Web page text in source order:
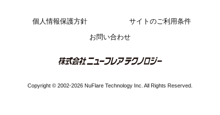
個人情報保護方針
サイトのご利用条件
お問い合わせ
Copyright © 2002-2026 NuFlare Technology Inc. All Rights Reserved.